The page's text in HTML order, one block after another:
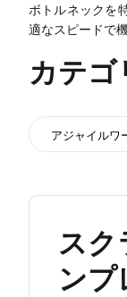
ボトルネックを
適なスピードで
カテゴ
アジャイルワ
スク
ンプ